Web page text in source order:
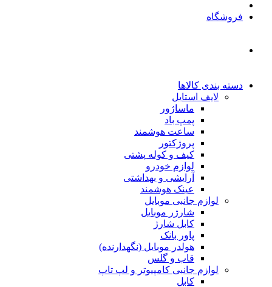
فروشگاه
دسته بندی کالاها
لایف استایل
ماساژور
پمپ باد
ساعت هوشمند
پروژکتور
کیف و کوله پشتی
لوازم خودرو
آرایشی و بهداشتی
عینک هوشمند
لوازم جانبی موبایل
شارژر موبایل
کابل شارژ
پاور بانک
هولدر موبایل (نگهدارنده)
قاب و گلس
لوازم جانبی کامپیوتر و لپ تاپ
کابل